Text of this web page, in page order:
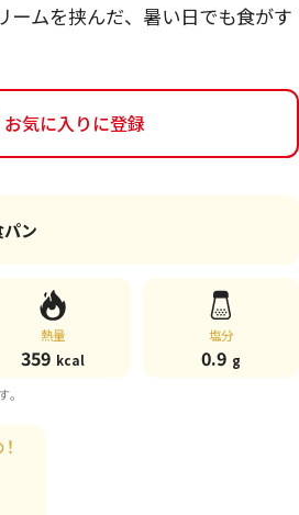
ームを挟んだ、暑い日でも食がす
お気に入りに登録
ン
熱量
359 kcal
塩分
0.9 g